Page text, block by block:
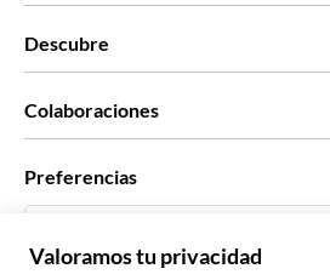
Descubre
Colaboraciones
Agencias de viajes
Preferencias
Español